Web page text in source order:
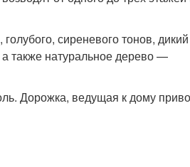
сиреневого тонов,
также натуральное дерево —
Дорожка, ведущая к дому